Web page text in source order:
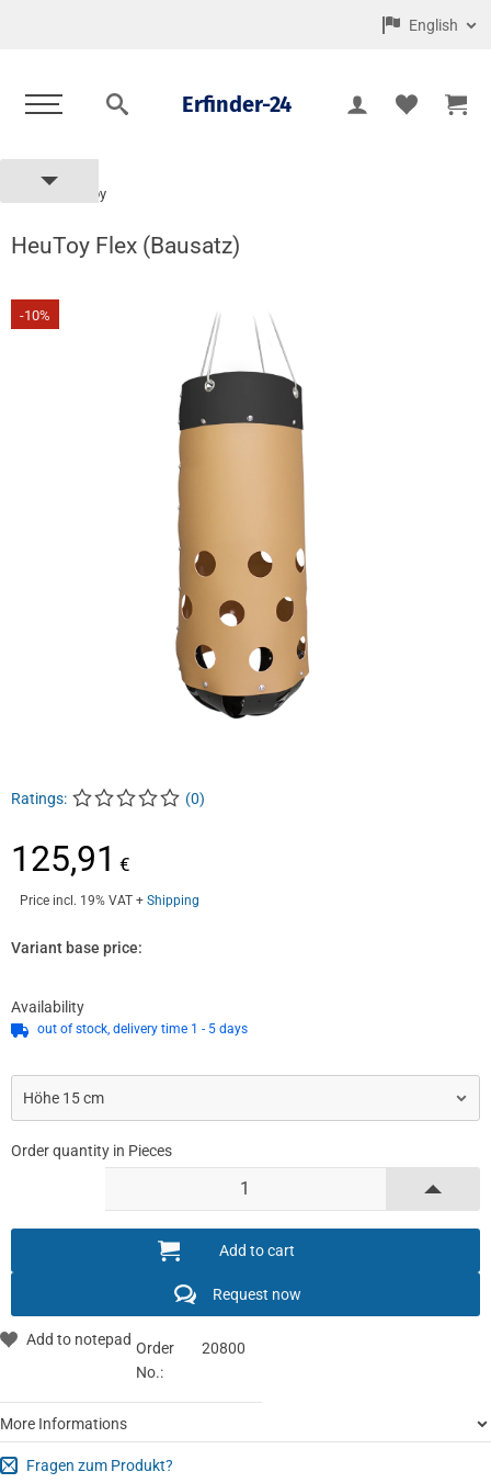
English
Erfinder-24
HeuToy
HeuToy Flex (Bausatz)
-10%
Ratings: (0)
125,91 €
Price incl. 19% VAT + Shipping
Variant base price:
Availability
out of stock, delivery time 1 - 5 days
Order quantity in Pieces
Request now
Order
No.:
20800
More Informations
Fragen zum Produkt?